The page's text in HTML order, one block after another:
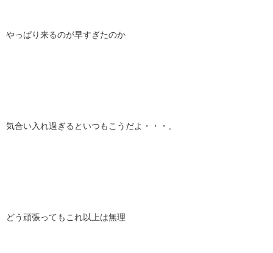
やっぱり来るのが早すぎたのか
気合い入れ過ぎるといつもこうだよ・・・。
どう頑張ってもこれ以上は無理